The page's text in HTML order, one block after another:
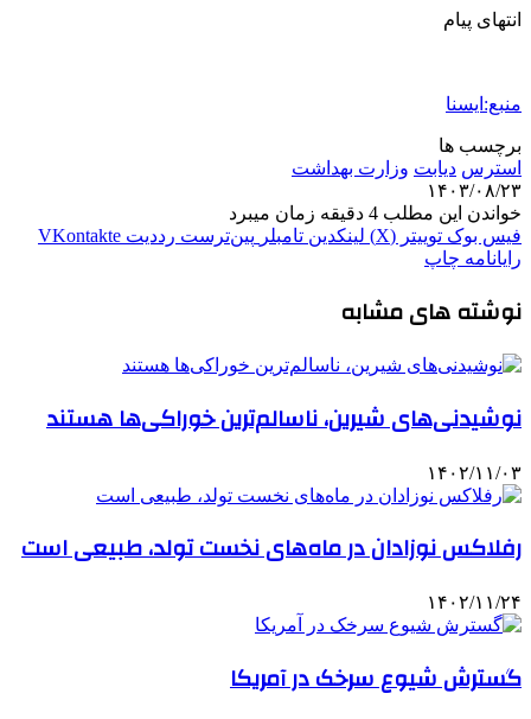
انتهای پیام
منبع:ایسنا
برچسب ها
استرس دیابت وزارت بهداشت
۱۴۰۳/۰۸/۲۳
خواندن این مطلب 4 دقیقه زمان میبرد
فیس بوک توییتر (X) لینکدین ‫تامبلر ‫پین‌ترست ‫رددیت ‫VKontakte
رایانامه چاپ
نوشته های مشابه
نوشیدنی‌های شیرین، ناسالم‌ترین خوراکی‌ها هستند
۱۴۰۲/۱۱/۰۳
رفلاکس نوزادان در ماه‌های نخست تولد، طبیعی است
۱۴۰۲/۱۱/۲۴
گسترش شیوع سرخک در آمریکا